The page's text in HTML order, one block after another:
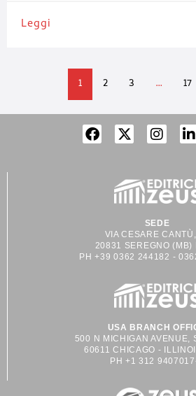
Leggi
1 2 3 … 17
SEDE
VIA CESARE
20831 SEREGNO (MB)
PH +39 0362 244182 -
USA BRANCH
500 N MICHIGAN AVENUE,
60611 CHICAGO -
PH +1 312